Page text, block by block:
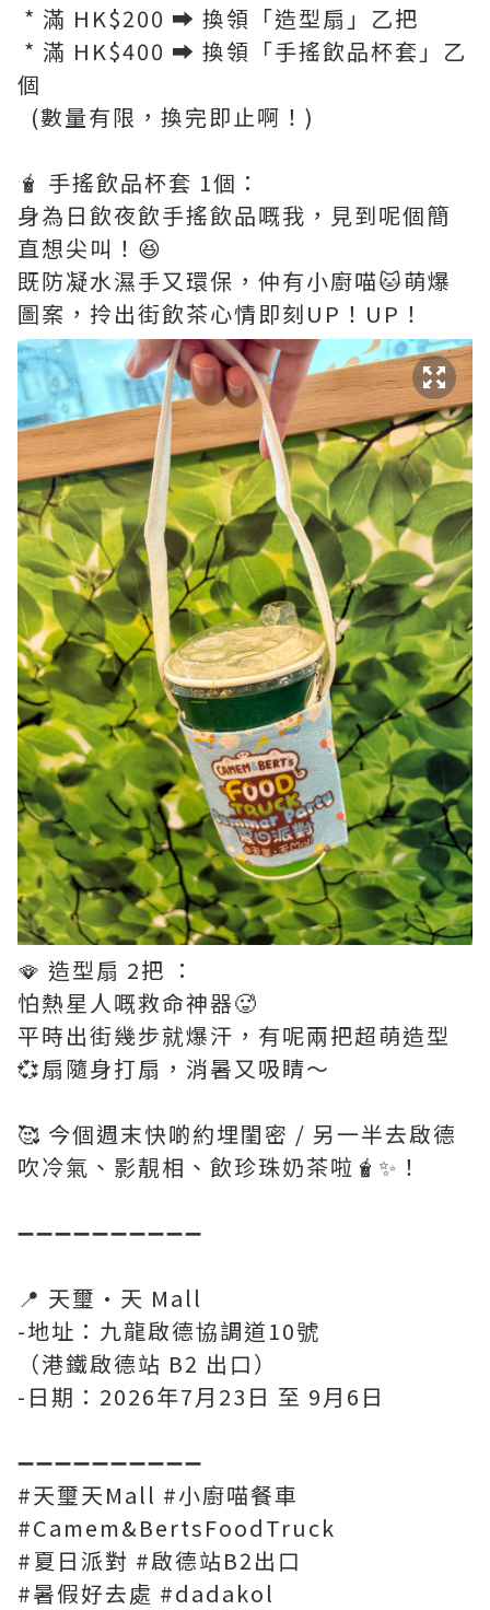
* 滿 HK$200 ➡️ 換領「造型扇」乙把
* 滿 HK$400 ➡️ 換領「手搖飲品杯套」乙
個
(數量有限，換完即止啊！)
🧋 手搖飲品杯套 1個：
身為日飲夜飲手搖飲品嘅我，見到呢個簡
直想尖叫！😆
既防凝水濕手又環保，仲有小廚喵🐱萌爆
圖案，拎出街飲茶心情即刻UP！UP！
🪭 造型扇 2把 ：
怕熱星人嘅救命神器🥵
平時出街幾步就爆汗，有呢兩把超萌造型
💞扇隨身打扇，消暑又吸睛～
🥰 今個週末快啲約埋閨密 / 另一半去啟德
吹冷氣、影靚相、飲珍珠奶茶啦🧋✨！
➖➖➖➖➖➖➖➖➖➖
📍 天璽·天 Mall
-地址：九龍啟德協調道10號
（港鐵啟德站 B2 出口）
-日期：2026年7月23日 至 9月6日
➖➖➖➖➖➖➖➖➖➖
#天璽天Mall #小廚喵餐車
#Camem&BertsFoodTruck
#夏日派對 #啟德站B2出口
#暑假好去處 #dadakol